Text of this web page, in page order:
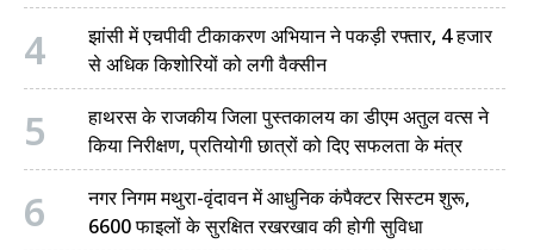
4
झांसी में एचपीवी टीकाकरण अभियान ने पकड़ी रफ्तार, 4 हजार
से अधिक किशोरियों को लगी वैक्सीन
5
हाथरस के राजकीय जिला पुस्तकालय का डीएम अतुल वत्स ने
किया निरीक्षण, प्रतियोगी छात्रों को दिए सफलता के मंत्र
6
नगर निगम मथुरा-वृंदावन में आधुनिक कंपैक्टर सिस्टम शुरू,
6600 फाइलों के सुरक्षित रखरखाव की होगी सुविधा